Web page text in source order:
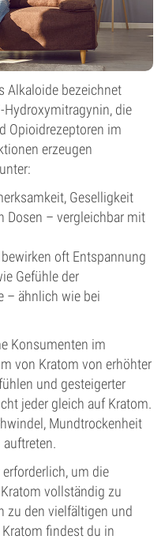
Alkaloide bezeichnet
die
Opioidrezeptoren im
erzeugen
Geselligkeit
Dosen – vergleichbar mit
oft Entspannung
Gefühle der
– ähnlich wie bei
Konsumenten im
von Kratom von erhöhter
und gesteigerter
jeder gleich auf Kratom.
Mundtrockenheit
um die
vollständig zu
zu den vielfältigen und
findest du in